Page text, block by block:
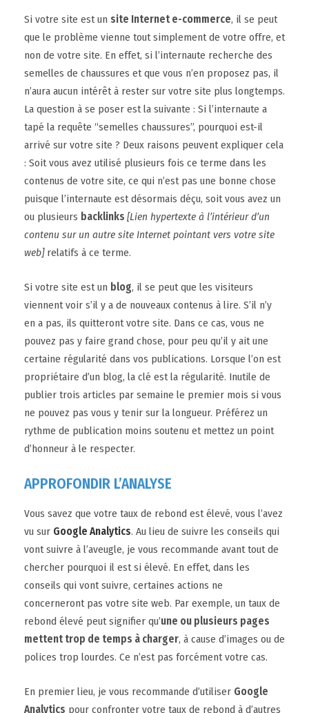
Si votre site est un site Internet e-commerce, il se peut
que le problème vienne tout simplement de votre offre, et
non de votre site. En effet, si l’internaute recherche des
semelles de chaussures et que vous n’en proposez pas, il
n’aura aucun intérêt à rester sur votre site plus longtemps.
La question à se poser est la suivante : Si l’internaute a
tapé la requête “semelles chaussures”, pourquoi est-il
arrivé sur votre site ? Deux raisons peuvent expliquer cela
: Soit vous avez utilisé plusieurs fois ce terme dans les
contenus de votre site, ce qui n’est pas une bonne chose
puisque l’internaute est désormais déçu, soit vous avez un
ou plusieurs backlinks [Lien hypertexte à l’intérieur d’un
contenu sur un autre site Internet pointant vers votre site
web]relatifs à ce terme.
Si votre site est un blog, il se peut que les visiteurs
viennent voir s’il y a de nouveaux contenus à lire. S’il n’y
en a pas, ils quitteront votre site. Dans ce cas, vous ne
pouvez pas y faire grand chose, pour peu qu’il y ait une
certaine régularité dans vos publications. Lorsque l’on est
propriétaire d’un blog, la clé est la régularité. Inutile de
publier trois articles par semaine le premier mois si vous
ne pouvez pas vous y tenir sur la longueur. Préférez un
rythme de publication moins soutenu et mettez un point
d’honneur à le respecter.
APPROFONDIR L’ANALYSE
Vous savez que votre taux de rebond est élevé, vous l’avez
vu sur Google Analytics. Au lieu de suivre les conseils qui
vont suivre à l’aveugle, je vous recommande avant tout de
chercher pourquoi il est si élevé. En effet, dans les
conseils qui vont suivre, certaines actions ne
concerneront pas votre site web. Par exemple, un taux de
rebond élevé peut signifier qu’une ou plusieurs pages
mettent trop de temps à charger, à cause d’images ou de
polices trop lourdes. Ce n’est pas forcément votre cas.
En premier lieu, je vous recommande d’utiliser Google
Analytics pour confronter votre taux de rebond à d’autres